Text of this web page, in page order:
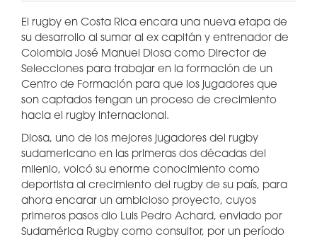
El rugby en Costa Rica encara una nueva etapa de
su desarrollo al sumar al ex capitán y entrenador de
Colombia José Manuel Diosa como Director de
Selecciones para trabajar en la formación de un
Centro de Formación para que los jugadores que
son captados tengan un proceso de crecimiento
hacia el rugby internacional.
Diosa, uno de los mejores jugadores del rugby
sudamericano en las primeras dos décadas del
milenio, volcó su enorme conocimiento como
deportista al crecimiento del rugby de su país, para
ahora encarar un ambicioso proyecto, cuyos
primeros pasos dio Luis Pedro Achard, enviado por
Sudamérica Rugby como consultor, por un período